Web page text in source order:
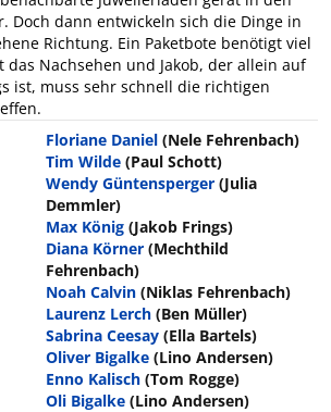
Doch dann entwickeln sich die Dinge in
Richtung. Ein Paketbote benötigt viel
das Nachsehen und Jakob, der allein auf
ist, muss sehr schnell die richtigen
Floriane Daniel (Nele Fehrenbach)
Tim Wilde (Paul Schott)
Wendy Güntensperger (Julia
Demmler)
Max König (Jakob Frings)
Diana Körner (Mechthild
Fehrenbach)
Noah Calvin (Niklas Fehrenbach)
Laurenz Lerch (Ben Müller)
Sabrina Ceesay (Ella Bartels)
Oliver Bigalke (Lino Andersen)
Enno Kalisch (Tom Rogge)
Oli Bigalke (Lino Andersen)